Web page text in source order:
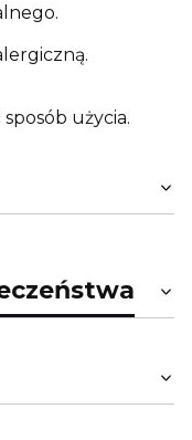
użycia.